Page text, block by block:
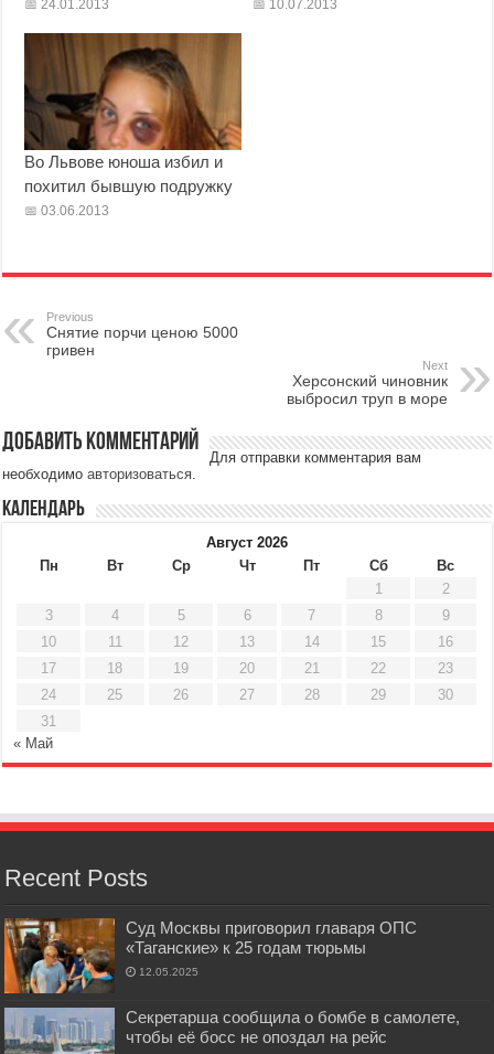
24.01.2013 10.07.2013
Во Львове юноша избил и
похитил бывшую подружку
03.06.2013
Previous
Снятие порчи ценою 5000
гривен
Next
Херсонский чиновник
выбросил труп в море
Добавить комментарий
Для отправки комментария вам
необходимоавторизоваться.
Календарь
Август 2026
Пн
Вт Ср Чт Пт Сб
Вс
1
2
3
4 5 6 7 8
9
10
11 12 13 14 15
16
17
18 19 20 21 22
23
24
25 26 27 28 29
30
31
« Май
Recent Posts
Суд Москвы приговорил главаря ОПС
«Таганские» к 25 годам тюрьмы
12.05.2025
Секретарша сообщила о бомбе в самолете,
чтобы её босс не опоздал на рейс